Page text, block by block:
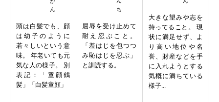
頭は白髪でも、顔
は幼子のように
若々しいという意
味。 年老いても元
気な人の様子。 別
表記：「童顔鶴
髪」「白髪童顔」
屈辱を受け止めて
耐え忍ぶこと。
「羞はじを包つつ
み恥はじを忍ぶ」
と訓読する。
大きな望みや志を
持ってること。 現
状に満足せず、よ
り高い地位や名
誉、財産などを手
に入れようとする
気概に満ちている
様子...